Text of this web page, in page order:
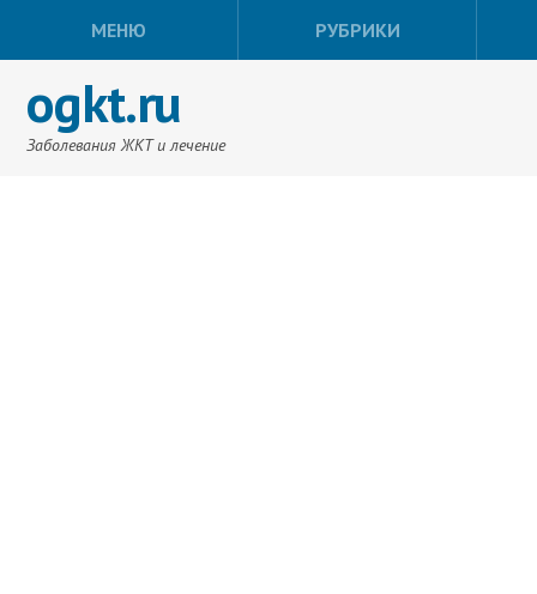
МЕНЮ РУБРИКИ
ogkt.ru
Заболевания ЖКТ и лечение